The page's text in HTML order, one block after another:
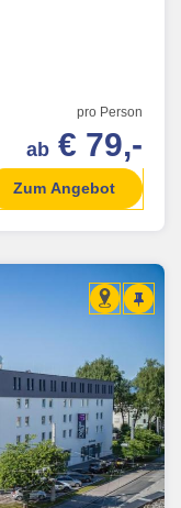
pro Person
ab € 79,-
Zum Angebot